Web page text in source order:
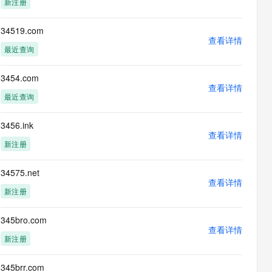
34519.com
最近查询
查看详情
3454.com
最近查询
查看详情
3456.ink
新注册
查看详情
34575.net
新注册
查看详情
345bro.com
新注册
查看详情
345brr.com
提取
一步搞定创意建站 构建大模型应用的安全防护体系